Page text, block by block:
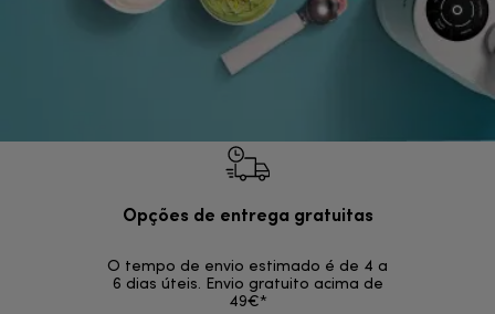
Opções de entrega gratuitas
O tempo de envio estimado é de 4 a
6 dias úteis. Envio gratuito acima de
49€*